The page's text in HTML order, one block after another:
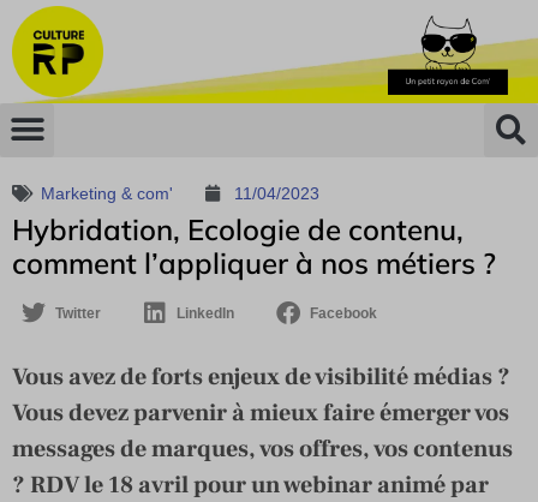
Marketing & com' 11/04/2023
Hybridation, Ecologie de contenu,
comment l’appliquer à nos métiers ?
Twitter LinkedIn Facebook
Vous avez de forts enjeux de visibilité médias ?
Vous devez parvenir à mieux faire émerger vos
messages de marques, vos offres, vos contenus
? RDV le 18 avril pour un webinar animé par